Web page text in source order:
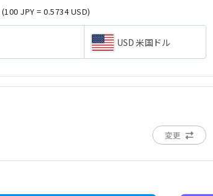
(100 JPY = 0.5734 USD)
USD 米国ドル
変更